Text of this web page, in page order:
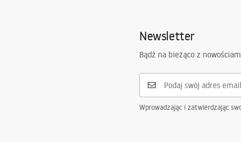
100
150mm
JS-625103BG
Faucets_-
Newsletter
Bądź na bieżąco z
Wprowadzając i zatwierdzając